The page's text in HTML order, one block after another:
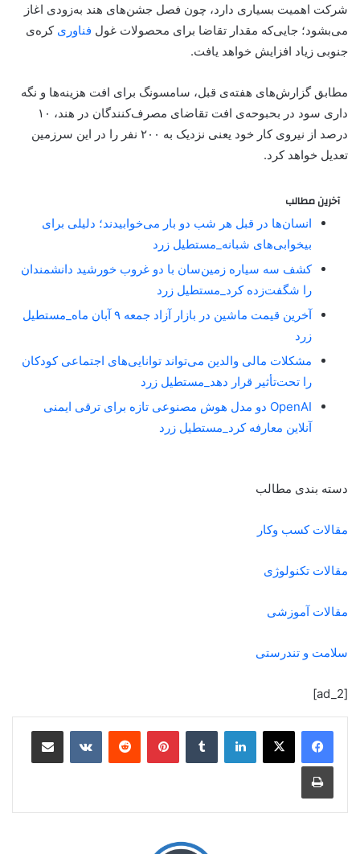
شرکت اهمیت بسیاری دارد، چون فصل جشن‌های هند به‌زودی اغاز
می‌بشود؛ جایی‌که مقدار تقاضا برای محصولات غول فناوری کره‌ی
جنوبی زیاد افزایش خواهد یافت.
مطابق گزارش‌های هفته‌ی قبل، سامسونگ برای افت هزینه‌ها و نگه
داری سود در بحبوحه‌ی افت تقاضای مصرف‌کنندگان در هند، ۱۰
درصد از نیروی کار خود یعنی نزدیک به ۲۰۰ نفر را در این سرزمین
تعدیل خواهد کرد.
آخرین مطالب
انسان‌ها در قبل هر شب دو بار می‌خوابیدند؛ دلیلی برای
بیخوابی‌های شبانه_مستطیل زرد
کشف سه سیاره زمین‌سان با دو غروب خورشید دانشمندان
را شگفت‌زده کرد_مستطیل زرد
آخرین قیمت ماشین در بازار آزاد جمعه ۹ آبان ماه_مستطیل
زرد
مشکلات مالی والدین می‌تواند توانایی‌های اجتماعی کودکان
را تحت‌تأثیر قرار دهد_مستطیل زرد
OpenAI دو مدل هوش مصنوعی تازه برای ترقی ایمنی
آنلاین معارفه کرد_مستطیل زرد
دسته بندی مطالب
مقالات کسب وکار
مقالات تکنولوژی
مقالات آموزشی
سلامت و تندرستی
[ad_2]